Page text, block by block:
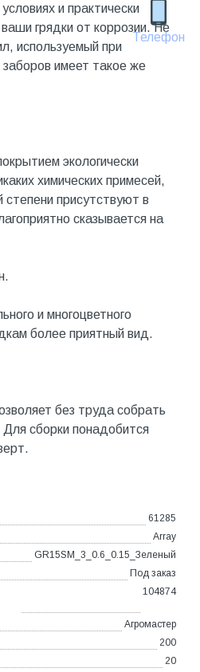
Телефон
и практически
грядки от коррозии. Не
используемый при
имеет такое же
экологически
химических примесей,
степени присутствуют в
сказывается на
и многоцветного
более приятный вид.
без труда собрать
сборки понадобится
61285
Array
GR15SM_3_0.6_0.15_Зеленый
Под заказ
104874
Агромастер
200
20